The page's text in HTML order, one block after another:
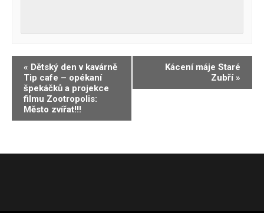
Navigace
pro
Akce
« Dětský den v kavárně
Tip cafe – opékaní
špekáčků a projekce
filmu Zootropolis:
Město zvířat!!!
Kácení máje Staré
Zubří »